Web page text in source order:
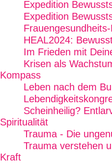
Expedition
Expedition
HEAL2024:
Im Frieden mit
Krisen als
Kompass
Leben nach dem
Scheinheilig?
Spiritualität
Trauma - Die
Trauma verstehen
Kraft